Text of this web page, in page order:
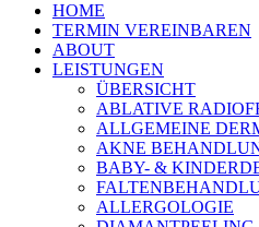
HOME
TERMIN VEREINBAREN
ABOUT
LEISTUNGEN
ÜBERSICHT
ABLATIVE
ALLGEMEINE
AKNE
BABY- &
ALLERGOLOGIE